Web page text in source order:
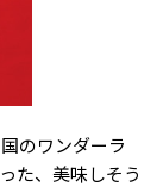
のワンダーラ
た、美味しそう